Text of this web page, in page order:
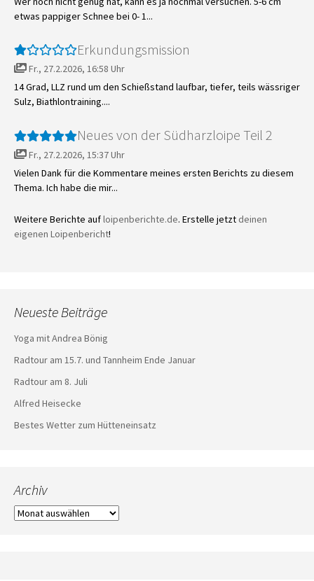
etwas pappiger Schnee bei 0- 1...
Erkundungsmission
Fr., 27.2.2026, 16:58 Uhr
14 Grad, LLZ rund um den Schießstand laufbar, tiefer, teils wässriger
Sulz, Biathlontraining....
Neues von der Südharzloipe Teil 2
Fr., 27.2.2026, 15:37 Uhr
Vielen Dank für die Kommentare meines ersten Berichts zu diesem
Thema. Ich habe die mir...
Weitere Berichte aufloipenberichte.de. Erstelle jetzt deinen
eigenen Loipenbericht!
Neueste Beiträge
Yoga mit Andrea Bönig
Radtour am 15.7. und Tannheim Ende Januar
Radtour am 8. Juli
Alfred Heisecke
Bestes Wetter zum Hütteneinsatz
Archiv
Archiv